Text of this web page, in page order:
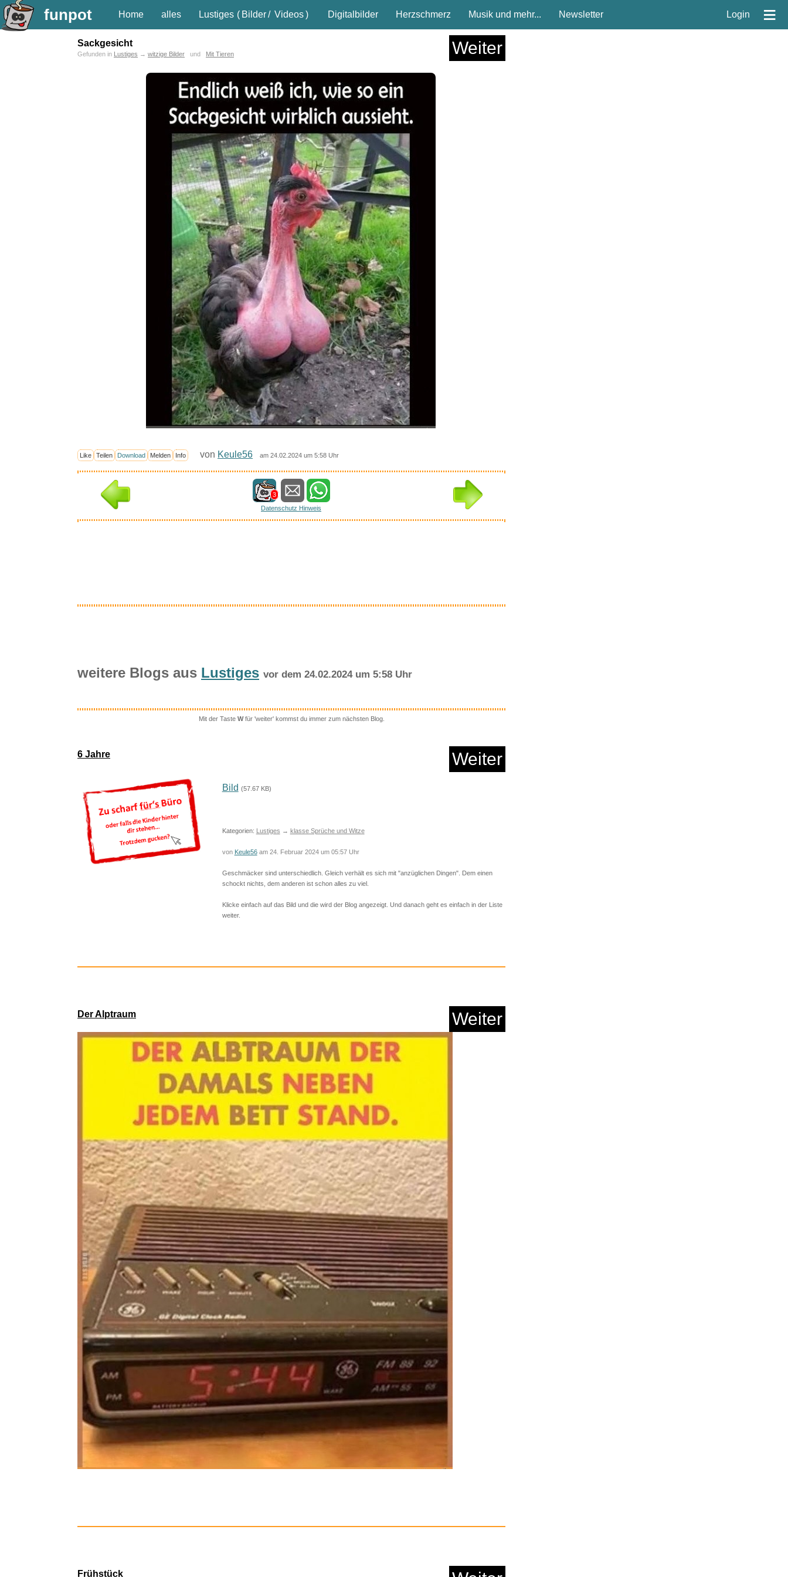
funpot Home alles Lustiges ( Bilder/ Videos) Digitalbilder Herzschmerz Musik und mehr... Newsletter Login ≡
Sackgesicht Weiter
Gefunden in Lustiges → witzige Bilder und Mit Tieren
Like Teilen Download Melden Info von Keule56 am 24.02.2024 um 5:58 Uhr
3
Datenschutz Hinweis
Anzeige
ABYSTYLE - Harry Potter -
Kapp...
Anzeige
Rohto Trichter Mini Trichter E...
Lustiges vor dem 24.02.2024 um 5:58 Uhr
6 Jahre Weiter
Kategorien:Lustiges → klasse Sprüche und Witze
vonKeule56am 24. Februar 2024 um 05:57 Uhr
Geschmäcker sind unterschiedlich. Gleich verhält es sich mit "anzüglichen Dingen". Dem einen
schockt nichts, dem anderen ist schon alles zu viel.
Klicke einfach auf das Bild und die wird der Blog angezeigt. Und danach geht es einfach in der Liste
weiter.
Der Alptraum